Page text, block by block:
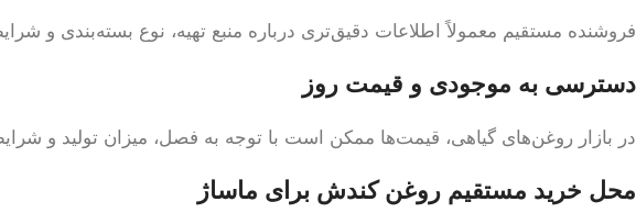
فروشنده مستقیم معمولاً اطلاعات دقیق‌تری درباره منبع تهیه، نوع بسته‌بندی و
دسترسی به موجودی و قیمت روز
در بازار روغن‌های گیاهی، قیمت‌ها ممکن است با توجه به فصل، میزان تولید و شرایط
محل خرید مستقیم روغن کندش برای ماساژ